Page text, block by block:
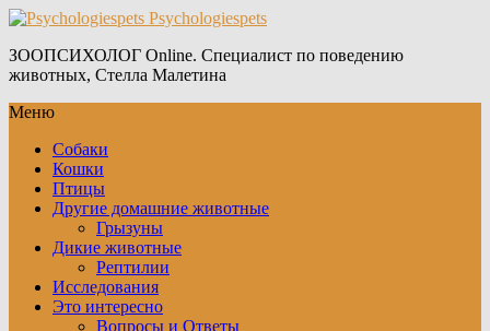
Psychologiespets
ЗООПСИХОЛОГ Online. Специалист по поведению
животных, Стелла Малетина
Меню
Собаки
Кошки
Птицы
Другие домашние животные
Грызуны
Дикие животные
Рептилии
Исследования
Это интересно
Вопросы и Ответы